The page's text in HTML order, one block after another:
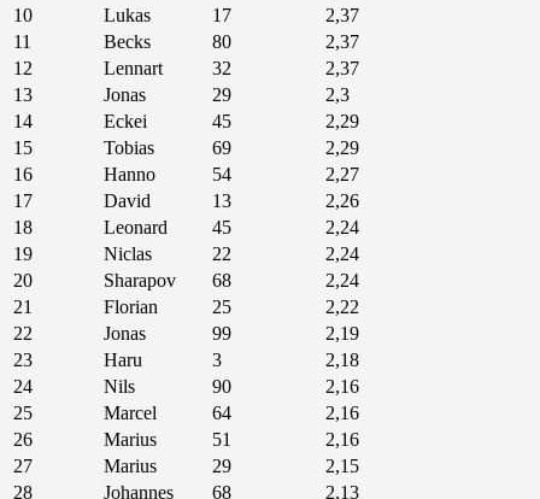
10
Lukas 17
2,37
11
Becks 80
2,37
12
Lennart 32
2,37
13
Jonas 29
2,3
14
Eckei 45
2,29
15
Tobias 69
2,29
16
Hanno 54
2,27
17
David 13
2,26
18
Leonard 45
2,24
19
Niclas 22
2,24
20
Sharapov 68
2,24
21
Florian 25
2,22
22
Jonas 99
2,19
23
Haru 3
2,18
24
Nils 90
2,16
25
Marcel 64
2,16
26
Marius 51
2,16
27
Marius 29
2,15
28
Johannes 68
2,13